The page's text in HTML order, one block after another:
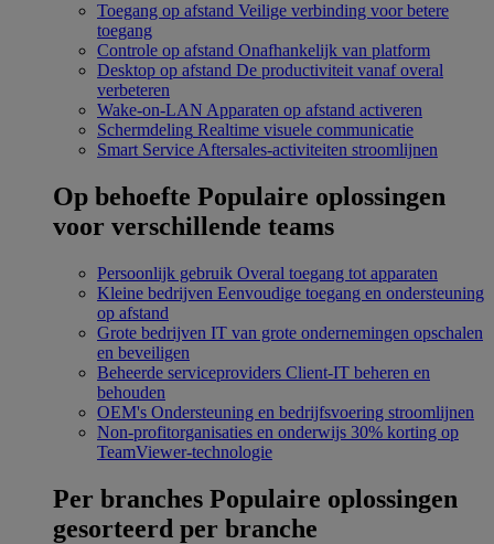
Toegang op afstand Veilige verbinding voor betere
toegang
Controle op afstand Onafhankelijk van platform
Desktop op afstand De productiviteit vanaf overal
verbeteren
Wake-on-LAN Apparaten op afstand activeren
Schermdeling Realtime visuele communicatie
Smart Service Aftersales-activiteiten stroomlijnen
Op behoefte Populaire oplossingen
voor verschillende teams
Persoonlijk gebruik Overal toegang tot apparaten
Kleine bedrijven Eenvoudige toegang en ondersteuning
op afstand
Grote bedrijven IT van grote ondernemingen opschalen
en beveiligen
Beheerde serviceproviders Client-IT beheren en
behouden
OEM's Ondersteuning en bedrijfsvoering stroomlijnen
Non-profitorganisaties en onderwijs 30% korting op
TeamViewer-technologie
Per branches Populaire oplossingen
gesorteerd per branche